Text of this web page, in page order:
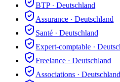
BTP· Deutschland
Assurance · Deutschland
Santé · Deutschland
Expert-comptable ·
Freelance · Deutschland
Associations · Deutschland